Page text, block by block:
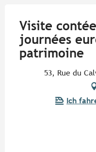
Visite
journées
patrimoine
53, Rue du
Ich